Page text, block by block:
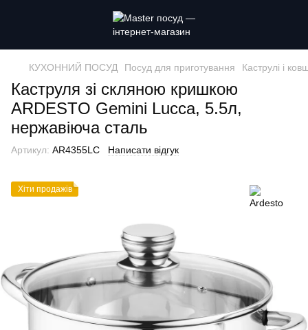
КУХОННИЙ ПОСУД Посуд для приготування Каструлі і
Каструля зі скляною кришкою
ARDESTO Gemini Lucca, 5.5л,
нержавіюча сталь
Артикул: AR4355LC Написати відгук
Хіти продажiв